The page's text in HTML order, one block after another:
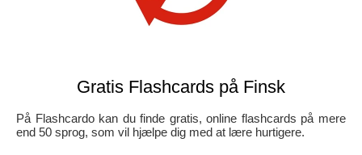
Gratis Flashcards på Finsk
På Flashcardo kan du finde gratis, online flashcards på mere
end 50 sprog, som vil hjælpe dig med at lære hurtigere.